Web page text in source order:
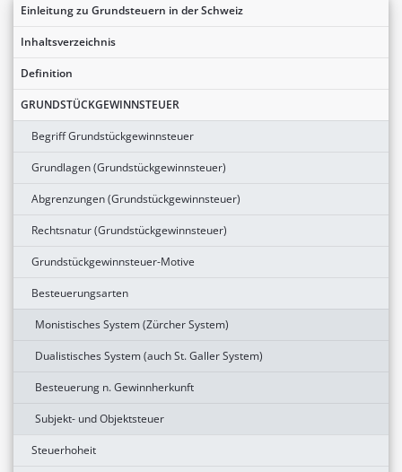
Einleitung zu Grundsteuern in der Schweiz
Inhaltsverzeichnis
Definition
GRUNDSTÜCKGEWINNSTEUER
Begriff Grundstückgewinnsteuer
Grundlagen (Grundstückgewinnsteuer)
Abgrenzungen (Grundstückgewinnsteuer)
Rechtsnatur (Grundstückgewinnsteuer)
Grundstückgewinnsteuer-Motive
Besteuerungsarten
Monistisches System (Zürcher System)
Dualistisches System (auch St. Galler System)
Besteuerung n. Gewinnherkunft
Subjekt- und Objektsteuer
Steuerhoheit